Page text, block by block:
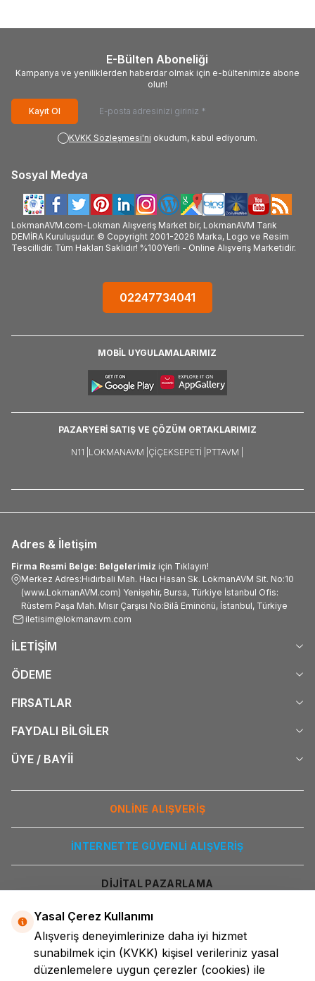
E-Bülten Aboneliği
Kampanya ve yeniliklerden haberdar olmak için e-bültenimize abone
olun!
Kayıt Ol
KVKK Sözleşmesi'ni okudum, kabul ediyorum.
Sosyal Medya
LokmanAVM.com-Lokman Alışveriş Market bir, LokmanAVM Tarık
DEMİRA Kuruluşudur. © Copyright 2001-2026 Marka, Logo ve Resim
Tescillidir. Tüm Hakları Saklıdır! %100Yerli - Online Alışveriş Marketidir.
02247734041
MOBİL UYGULAMALARIMIZ
PAZARYERİ SATIŞ VE ÇÖZÜM ORTAKLARIMIZ
N11 | LOKMANAVM | ÇIÇEKSEPETI | PTTAVM |
Adres & İletişim
Firma Resmi Belge: Belgelerimiz için Tıklayın!
Merkez Adres:Hıdırbali Mah. Hacı Hasan Sk. LokmanAVM Sit. No:10
(www.LokmanAVM.com) Yenişehir, Bursa, Türkiye İstanbul Ofis:
Rüstem Paşa Mah. Mısır Çarşısı No:Bilâ Eminönü, İstanbul, Türkiye
iletisim@lokmanavm.com
İLETİŞİM
ÖDEME
FIRSATLAR
FAYDALI BİLGİLER
ÜYE / BAYİİ
ONLİNE ALIŞVERİŞ
İNTERNETTE GÜVENLİ ALIŞVERİŞ
DİJİTAL PAZARLAMA
Yasal Çerez Kullanımı
Alışveriş deneyimlerinize daha iyi hizmet
sunabilmek için (KVKK) kişisel verileriniz yasal
düzenlemelere uygun çerezler (cookies) ile